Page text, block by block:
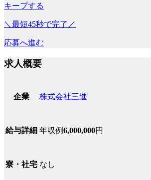
キープする
＼最短45秒で完了／
応募へ進む
求人概要
企業 株式会社三進
給与詳細 年収例6,000,000円
寮・社宅 なし